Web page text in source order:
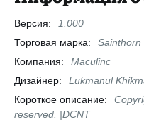
Версия:
1.000
Торговая марка:
Sainthorn
Компания:
Maculinc
Дизайнер:
Lukmanul
Короткое описание:
reserved. |DCNT